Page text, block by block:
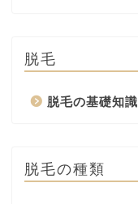
脱毛
脱毛の基礎知識
脱毛の種類